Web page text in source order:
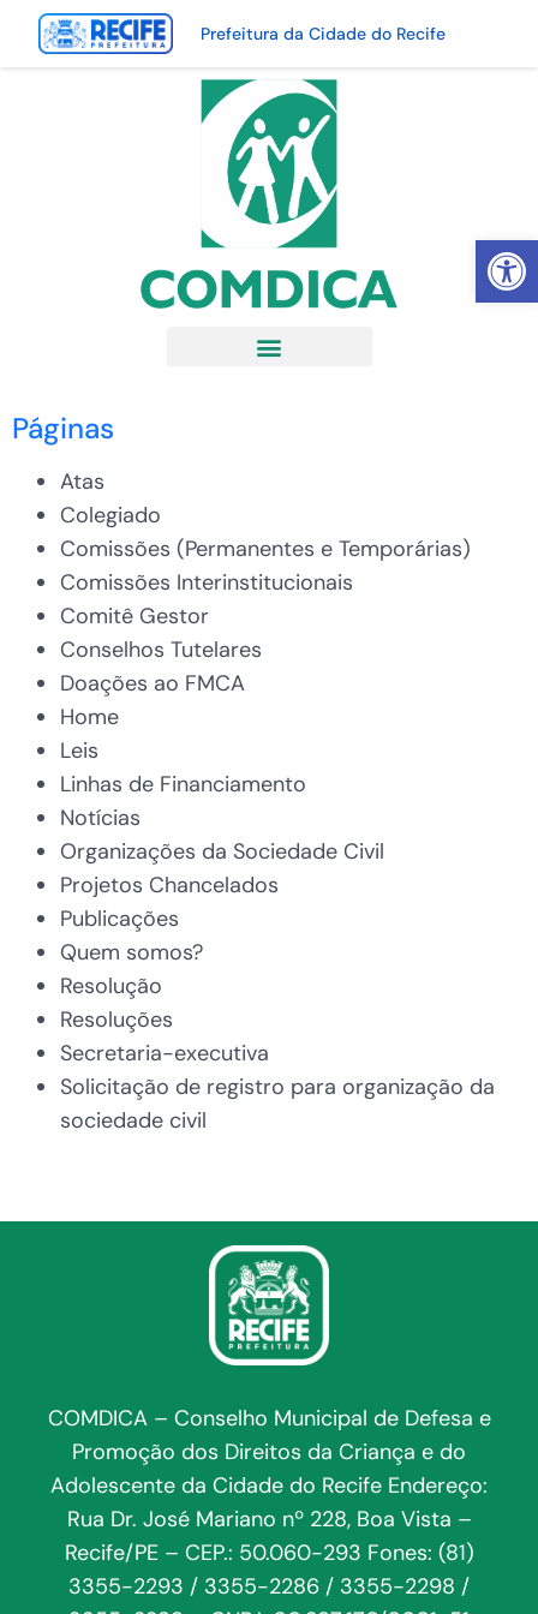
Abrir
Prefeitura da Cidade do Recife
Páginas
Atas
Colegiado
Comissões (Permanentes e Temporárias)
Comissões Interinstitucionais
Comitê Gestor
Conselhos Tutelares
Doações ao FMCA
Home
Leis
Linhas de Financiamento
Notícias
Organizações da Sociedade Civil
Projetos Chancelados
Publicações
Quem somos?
Resolução
Resoluções
Secretaria-executiva
Solicitação de registro para organização da
sociedade civil
COMDICA – Conselho Municipal de Defesa e
Promoção dos Direitos da Criança e do
Adolescente da Cidade do Recife Endereço:
Rua Dr. José Mariano nº 228, Boa Vista –
Recife/PE – CEP.: 50.060-293 Fones: (81)
3355-2293 / 3355-2286 / 3355-2298 /